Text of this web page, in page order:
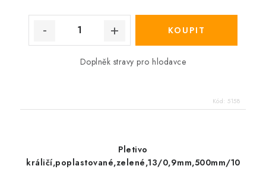
Doplněk stravy pro hlodavce
Kód: 5158
Pletivo
králičí,poplastované,zelené,13/0,9mm,500mm/10m